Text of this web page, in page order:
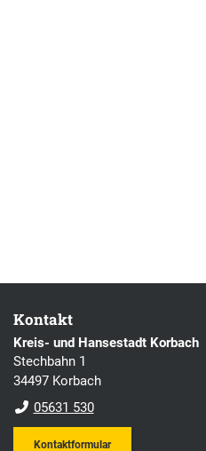
Kontakt
Kreis- und Hansestadt Korbach
Stechbahn 1
34497 Korbach
05631 530
Kontaktformular